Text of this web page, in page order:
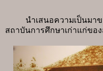
ห้องโรงเรี
นำเสนอความเป็นมาขอ
สถาบันการศึกษาเก่าแก่ขอ